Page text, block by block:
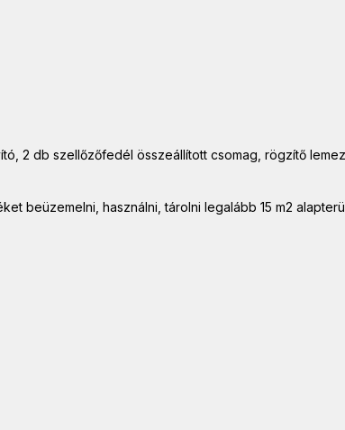
2 db szellőzőfedél összeállított csomag, rögzítő
beüzemelni, használni, tárolni legalább 15 m2